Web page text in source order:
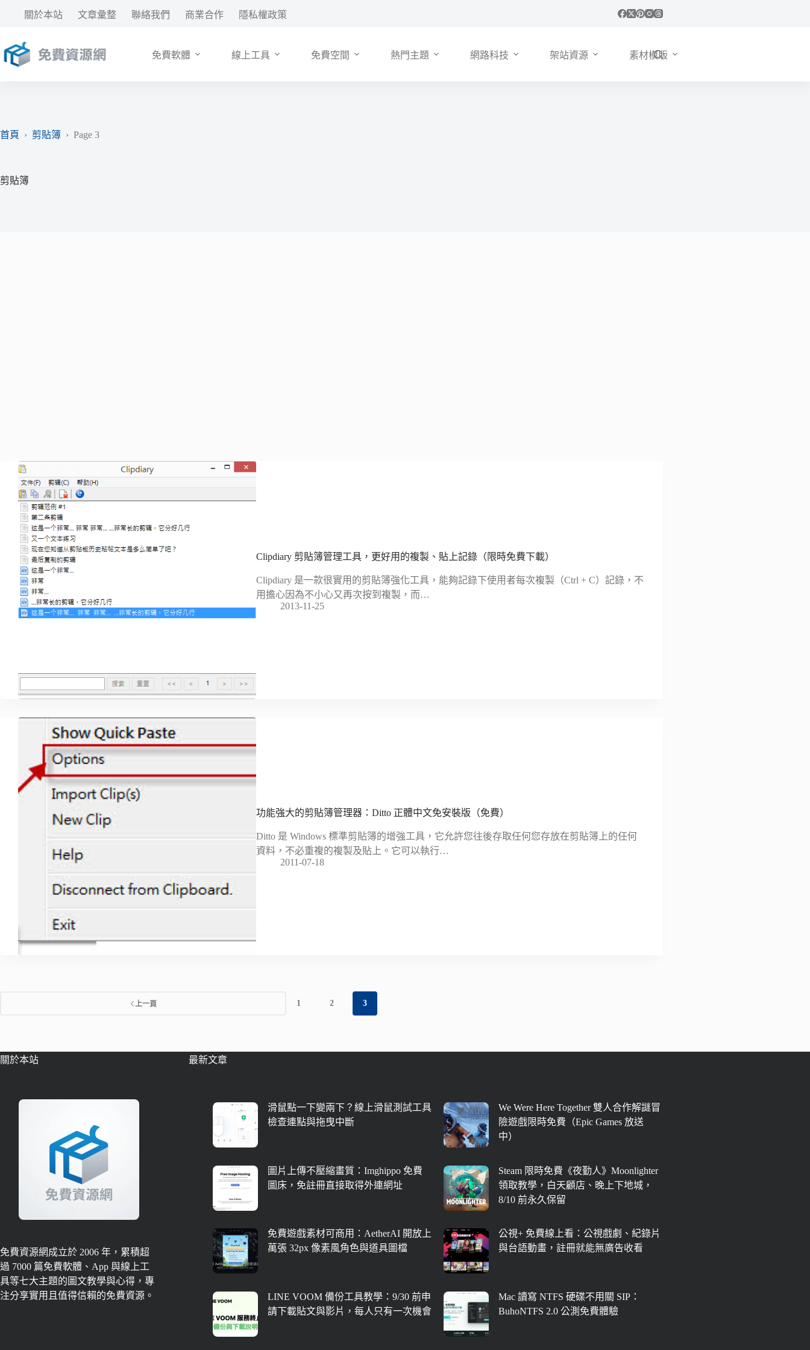
要
內
關於本站 文章彙整 聯絡我們 商業合作 隱私權政策
免費軟體 線上工具 免費空間 熱門主題 網路科技 架站資源 素材模版
首頁 › 剪貼簿 › Page 3
剪貼簿
Clipdiary 剪貼簿管理工具，更好用的複製、貼上記錄（限時免費下載）
Clipdiary 是一款很實用的剪貼簿強化工具，能夠記錄下使用者每次複製（Ctrl + C）記錄，不
用擔心因為不小心又再次按到複製，而…
2013-11-25
功能強大的剪貼簿管理器：Ditto 正體中文免安裝版（免費）
Ditto 是 Windows 標準剪貼簿的增強工具，它允許您往後存取任何您存放在剪貼簿上的任何
資料，不必重複的複製及貼上。它可以執行…
2011-07-18
上一頁 1 2 3
關於本站
免費資源網成立於 2006 年，累積超
過 7000 篇免費軟體、App 與線上工
具等七大主題的圖文教學與心得，專
注分享實用且值得信賴的免費資源。
最新文章
滑鼠點一下變兩下？線上滑鼠測試工具
檢查連點與拖曳中斷
We Were Here Together 雙人合作解謎冒
險遊戲限時免費（Epic Games 放送
中）
圖片上傳不壓縮畫質：Imghippo 免費
圖床，免註冊直接取得外連網址
Steam 限時免費《夜勤人》Moonlighter
領取教學，白天顧店、晚上下地城，
8/10 前永久保留
免費遊戲素材可商用：AetherAI 開放上
萬張 32px 像素風角色與道具圖檔
公視+ 免費線上看：公視戲劇、紀錄片
與台語動畫，註冊就能無廣告收看
LINE VOOM 備份工具教學：9/30 前申
請下載貼文與影片，每人只有一次機會
Mac 讀寫 NTFS 硬碟不用關 SIP：
BuhoNTFS 2.0 公測免費體驗